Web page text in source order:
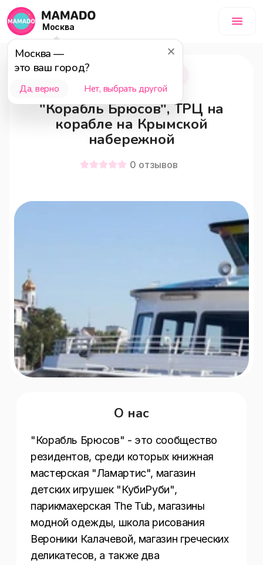
Москва
Москва —
это ваш город?
Да, верно Нет, выбрать другой
Москва
"Корабль Брюсов", ТРЦ на
корабле на Крымской
набережной
0 отзывов
О нас
"Корабль Брюсов" - это сообщество
резидентов, среди которых книжная
мастерская "Ламартис", магазин
детских игрушек "КубиРуби",
парикмахерская The Tub, магазины
модной одежды, школа рисования
Вероники Калачевой, магазин греческих
деликатесов, а также два